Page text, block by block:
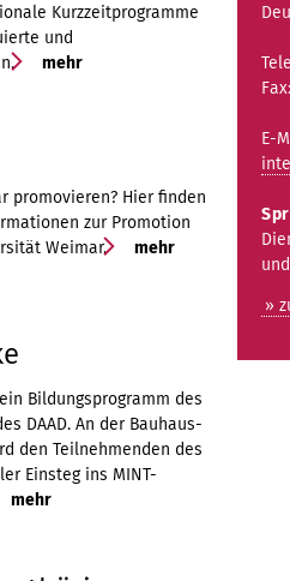
Kurzzeitprogramme
und
mehr
promovieren? Hier finden
zur Promotion
Weimar.
mehr
Bildungsprogramm des
DAAD. An der Bauhaus-
den Teilnehmenden des
Einsteg ins MINT-
mehr
E-
»